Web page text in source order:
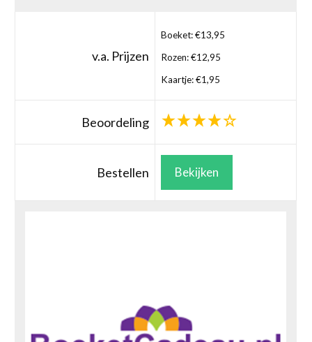
v.a. Prijzen
Boeket: €13,95
Rozen: €12,95
Kaartje: €1,95
Beoordeling
Bestellen Bekijken